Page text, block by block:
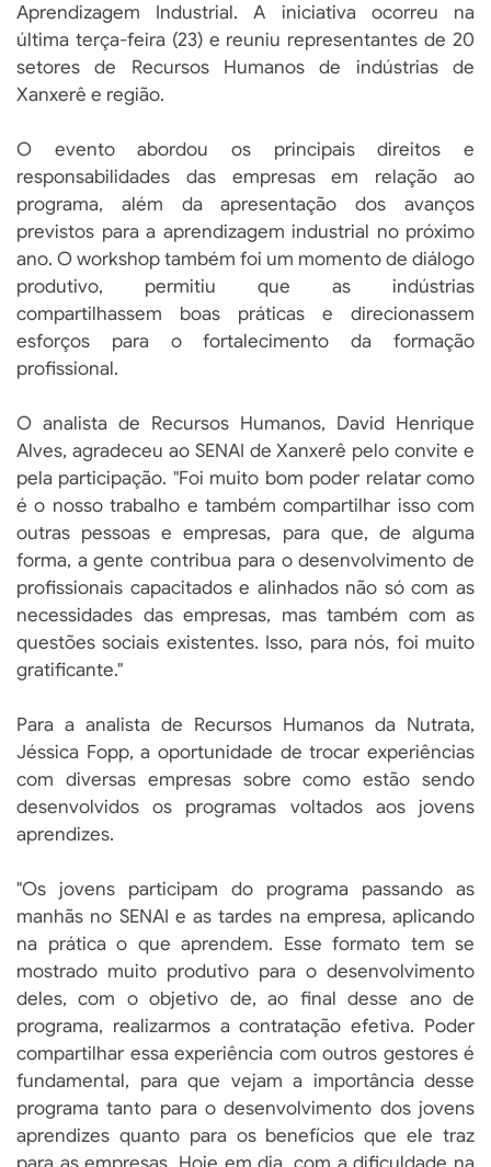
Aprendizagem Industrial. A iniciativa ocorreu na
última terça-feira (23) e reuniu representantes de 20
setores de Recursos Humanos de indústrias de
Xanxerê e região.
O evento abordou os principais direitos e
responsabilidades das empresas em relação ao
programa, além da apresentação dos avanços
previstos para a aprendizagem industrial no próximo
ano. O workshop também foi um momento de diálogo
produtivo, permitiu que as indústrias
compartilhassem boas práticas e direcionassem
esforços para o fortalecimento da formação
profissional.
O analista de Recursos Humanos, David Henrique
Alves, agradeceu ao SENAI de Xanxerê pelo convite e
pela participação. "Foi muito bom poder relatar como
é o nosso trabalho e também compartilhar isso com
outras pessoas e empresas, para que, de alguma
forma, a gente contribua para o desenvolvimento de
profissionais capacitados e alinhados não só com as
necessidades das empresas, mas também com as
questões sociais existentes. Isso, para nós, foi muito
gratificante."
Para a analista de Recursos Humanos da Nutrata,
Jéssica Fopp, a oportunidade de trocar experiências
com diversas empresas sobre como estão sendo
desenvolvidos os programas voltados aos jovens
aprendizes.
"Os jovens participam do programa passando as
manhãs no SENAI e as tardes na empresa, aplicando
na prática o que aprendem. Esse formato tem se
mostrado muito produtivo para o desenvolvimento
deles, com o objetivo de, ao final desse ano de
programa, realizarmos a contratação efetiva. Poder
compartilhar essa experiência com outros gestores é
fundamental, para que vejam a importância desse
programa tanto para o desenvolvimento dos jovens
aprendizes quanto para os benefícios que ele traz